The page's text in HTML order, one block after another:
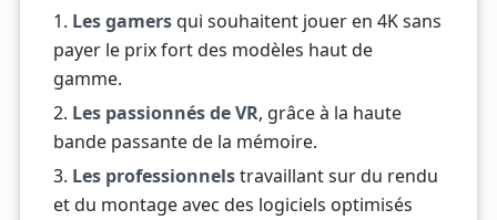
1. Les gamersqui souhaitent jouer en 4K sans
payer le prix fort des modèles haut de
gamme.
2. Les passionnés de VR, grâce à la haute
bande passante de la mémoire.
3. Les professionnelstravaillant sur du rendu
et du montage avec des logiciels optimisés